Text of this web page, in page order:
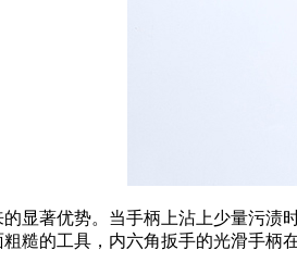
显著优势。当手柄上沾上少量污
糙的工具，内六角扳手的光滑手柄